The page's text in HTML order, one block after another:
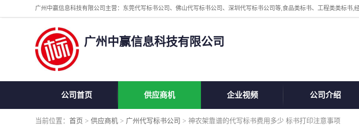
广州中赢信息科技有限公司
公司首页 供应商机 企业视频 公司介绍
当前位置： 首页 > 供应商机 > 广州代写标书公司 > 神农架靠谱的代写标书费用多少 标书打印注意事项